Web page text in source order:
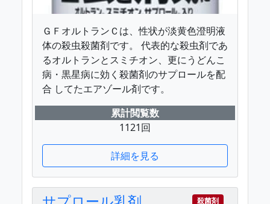
ＧＦオルトランＣは、性状が淡黄色澄明液
体の殺虫殺菌剤です。 代表的な殺虫剤であ
るオルトランとスミチオン、更にうどんこ
病・黒星病に効く殺菌剤のサプロールを配
合 してたエアゾール剤です。
累計閲覧数
1121回
詳細を見る
殺菌剤